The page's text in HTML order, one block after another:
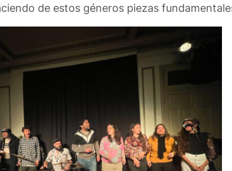
de estos géneros piezas